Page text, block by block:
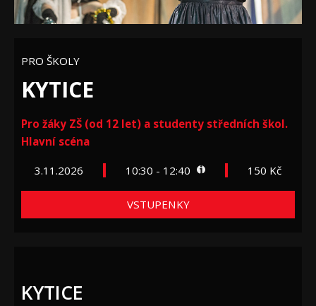
PRO ŠKOLY
KYTICE
Pro žáky ZŠ (od 12 let) a studenty středních škol.
Hlavní scéna
3.11.2026 10:30 - 12:40 150 Kč
VSTUPENKY
KYTICE